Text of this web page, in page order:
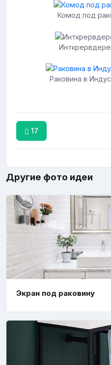
Комод под
Раковина в
17
Другие фото идеи
Экран под раковину